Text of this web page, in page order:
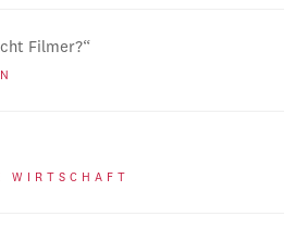
Filmer?“
WIRTSCHAFT